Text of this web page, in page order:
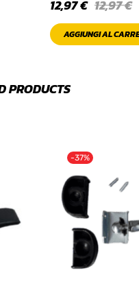
12,97€
12,97€
AGGIUNGI AL
PRODUCTS
-37%